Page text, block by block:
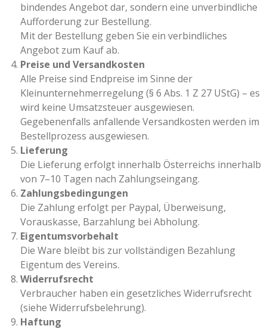
bindendes Angebot dar, sondern eine unverbindliche
Aufforderung zur Bestellung.
Mit der Bestellung geben Sie ein verbindliches
Angebot zum Kauf ab.
Preise und Versandkosten
Alle Preise sind Endpreise im Sinne der
Kleinunternehmerregelung (§ 6 Abs. 1 Z 27 UStG) – es
wird keine Umsatzsteuer ausgewiesen.
Gegebenenfalls anfallende Versandkosten werden im
Bestellprozess ausgewiesen.
Lieferung
Die Lieferung erfolgt innerhalb Österreichs innerhalb
von 7–10 Tagen nach Zahlungseingang.
Zahlungsbedingungen
Die Zahlung erfolgt per Paypal, Überweisung,
Vorauskasse, Barzahlung bei Abholung.
Eigentumsvorbehalt
Die Ware bleibt bis zur vollständigen Bezahlung
Eigentum des Vereins.
Widerrufsrecht
Verbraucher haben ein gesetzliches Widerrufsrecht
(siehe Widerrufsbelehrung).
Haftung